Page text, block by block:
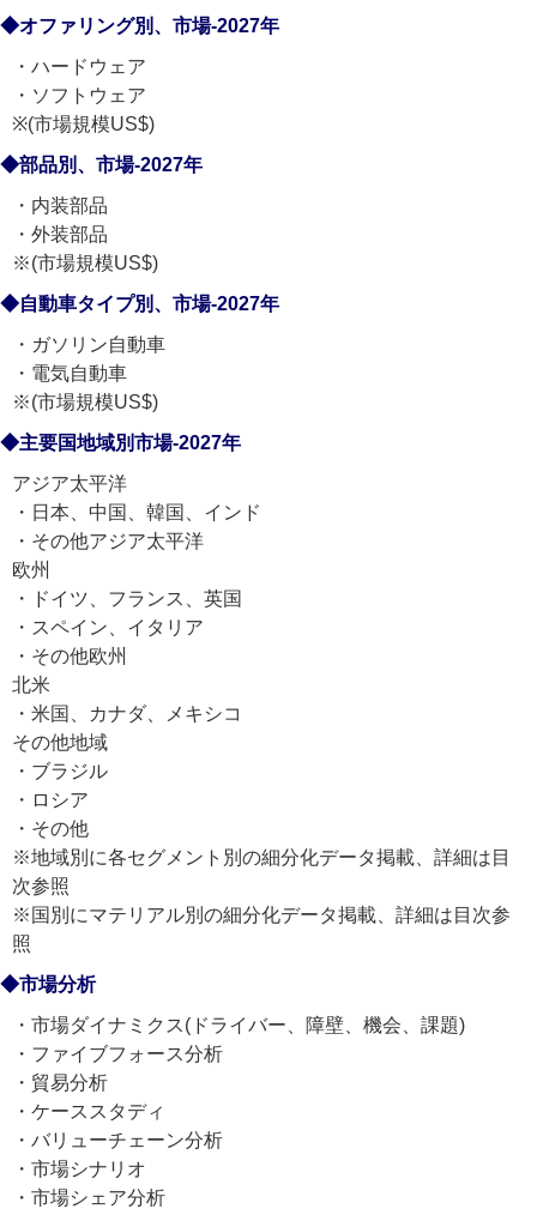
◆オファリング別、市場-2027年
・ハードウェア
・ソフトウェア
※(市場規模US$)
◆部品別、市場-2027年
・内装部品
・外装部品
※(市場規模US$)
◆自動車タイプ別、市場-2027年
・ガソリン自動車
・電気自動車
※(市場規模US$)
◆主要国地域別市場-2027年
アジア太平洋
・日本、中国、韓国、インド
・その他アジア太平洋
欧州
・ドイツ、フランス、英国
・スペイン、イタリア
・その他欧州
北米
・米国、カナダ、メキシコ
その他地域
・ブラジル
・ロシア
・その他
※地域別に各セグメント別の細分化データ掲載、詳細は目
次参照
※国別にマテリアル別の細分化データ掲載、詳細は目次参
照
◆市場分析
・市場ダイナミクス(ドライバー、障壁、機会、課題)
・ファイブフォース分析
・貿易分析
・ケーススタディ
・バリューチェーン分析
・市場シナリオ
・市場シェア分析